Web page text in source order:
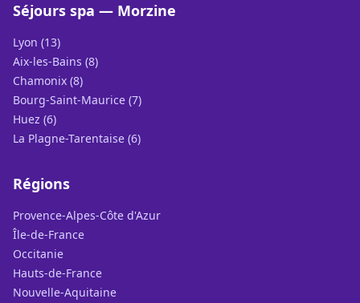
Séjours spa — Morzine
Lyon (13)
Aix-les-Bains (8)
Chamonix (8)
Bourg-Saint-Maurice (7)
Huez (6)
La Plagne-Tarentaise (6)
Régions
Provence-Alpes-Côte d'Azur
Île-de-France
Occitanie
Hauts-de-France
Nouvelle-Aquitaine